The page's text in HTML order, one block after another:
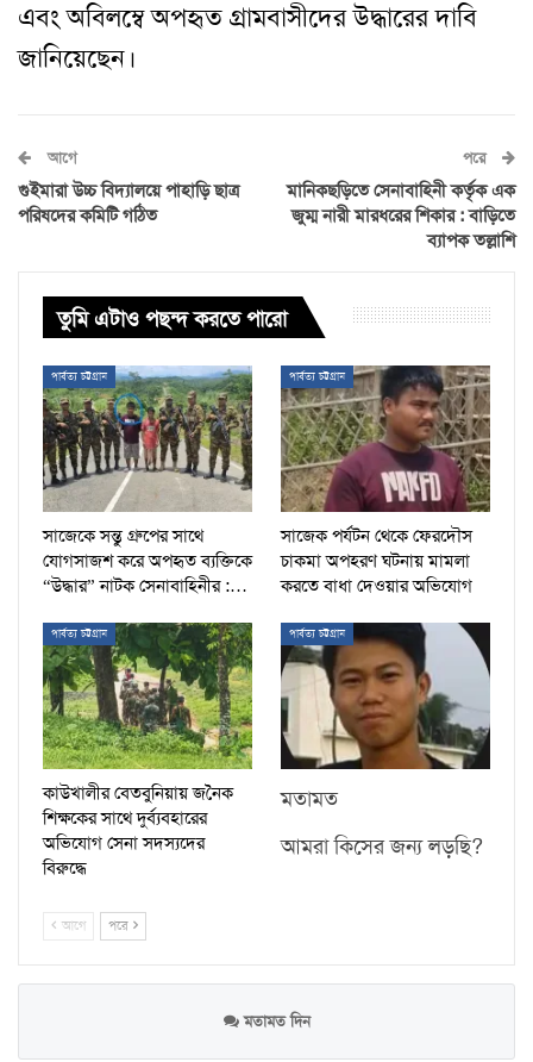
এবং অবিলম্বে অপহৃত গ্রামবাসীদের উদ্ধারের দাবি
জানিয়েছেন।
আগে
গুইমারা উচ্চ বিদ্যালয়ে পাহাড়ি ছাত্র
পরিষদের কমিটি গঠিত
পরে
মানিকছড়িতে সেনাবাহিনী কর্তৃক এক
জুম্ম নারী মারধরের শিকার : বাড়িতে
ব্যাপক তল্লাশি
তুমি এটাও পছন্দ করতে পারো
পার্বত্য চট্টগ্রাম
সাজেকে সন্তু গ্রুপের সাথে
যোগসাজশ করে অপহৃত ব্যক্তিকে
“উদ্ধার” নাটক সেনাবাহিনীর :…
পার্বত্য চট্টগ্রাম
সাজেক পর্যটন থেকে ফেরদৌস
চাকমা অপহরণ ঘটনায় মামলা
করতে বাধা দেওয়ার অভিযোগ
পার্বত্য চট্টগ্রাম
কাউখালীর বেতবুনিয়ায় জনৈক
শিক্ষকের সাথে দুর্ব্যবহারের
অভিযোগ সেনা সদস্যদের
বিরুদ্ধে
পার্বত্য চট্টগ্রাম
মতামত
আমরা কিসের জন্য লড়ছি?
আগে পরে
মতামত দিন